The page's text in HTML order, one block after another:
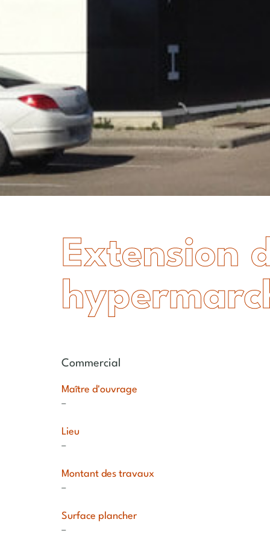
Extension
Commercial
Maître d'ouvrage
–
Lieu
–
Montant des travaux
–
Surface plancher
–